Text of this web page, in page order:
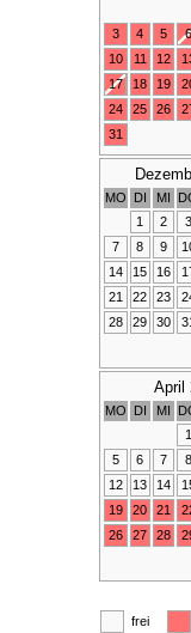
3
4 5 6
10
11 12
17
18 19
24
25 26
31
MO DI MI
1
2 3
7
8 9
14
15 16
21
22 23
28
29 30
April
MO DI MI
1
5
6 7 8
12
13 14
19
20 21
26
27 28
frei